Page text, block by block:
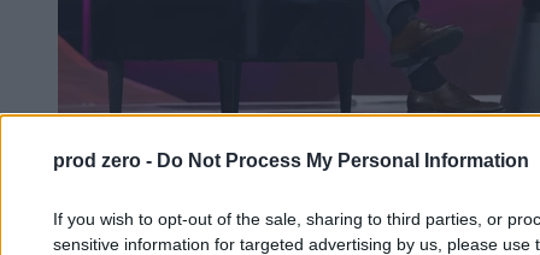
prod zero - Do Not Process My Personal Information
If you wish to opt-out of the sale, sharing to third parties, or
sensitive information for targeted advertising by us, please use
Zero. „Najwięcej nauczyłem się na porażkach”